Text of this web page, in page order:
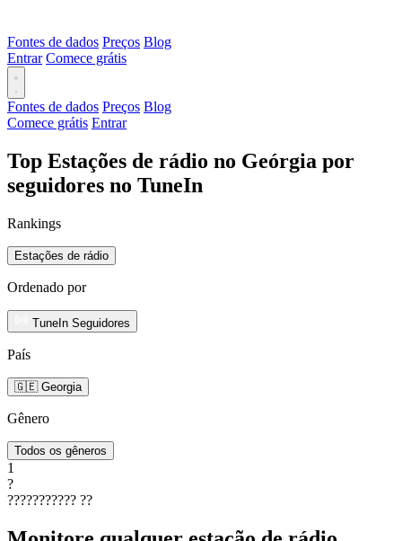
Fontes de dados Preços Blog
Entrar Comece grátis
Fontes de dados Preços Blog
Comece grátis Entrar
Top Estações de rádio no Geórgia por
seguidores no TuneIn
Rankings
Estações de rádio
Ordenado por
TuneIn Seguidores
País
🇬🇪 Georgia
Gênero
Todos os gêneros
1
?
??????????? ??